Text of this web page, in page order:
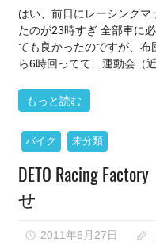
はい、前日にレーシング
たのが23時すぎ 全部車に
ても良かったのですが、
ら6時回ってて…運動会（
もっと読む
バイク 未分類
DETO Racing
せ
2011年6月27日